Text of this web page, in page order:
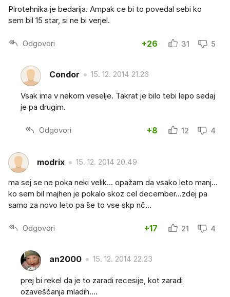
Pirotehnika je bedarija. Ampak ce bi to povedal sebi ko
sem bil 15 star, si ne bi verjel.
Odgovori +26 31 5
Condor 15. 12. 2014 21.26
Vsak ima v nekom veselje. Takrat je bilo tebi lepo sedaj
je pa drugim.
Odgovori +8 12 4
modrix 15. 12. 2014 20.49
ma sej se ne poka neki velik... opažam da vsako leto manj...
ko sem bil majhen je pokalo skoz cel december...zdej pa
samo za novo leto pa še to vse skp nč...
Odgovori +17 21 4
an2000 15. 12. 2014 22.23
prej bi rekel da je to zaradi recesije, kot zaradi
ozaveščanja mladih....